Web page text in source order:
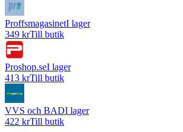
ProffsmagasinetI lager
349 krTill butik
Proshop.seI lager
413 krTill butik
VVS och BADI lager
422 krTill butik